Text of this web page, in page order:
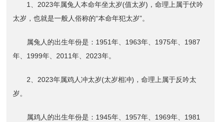
1、2023年属兔人本命年坐太岁(值太岁)，命理上属于伏吟
太岁，也就是一般人俗称的“本命年犯太岁”。
属兔人的出生年份是：1951年、1963年、1975年、1987
年、1999年、2011年、2023年。
2、2023年属鸡人冲太岁(太岁相冲)，命理上属于反吟太
岁。
属鸡人的出生年份是：1945年、1957年、1969年、1981